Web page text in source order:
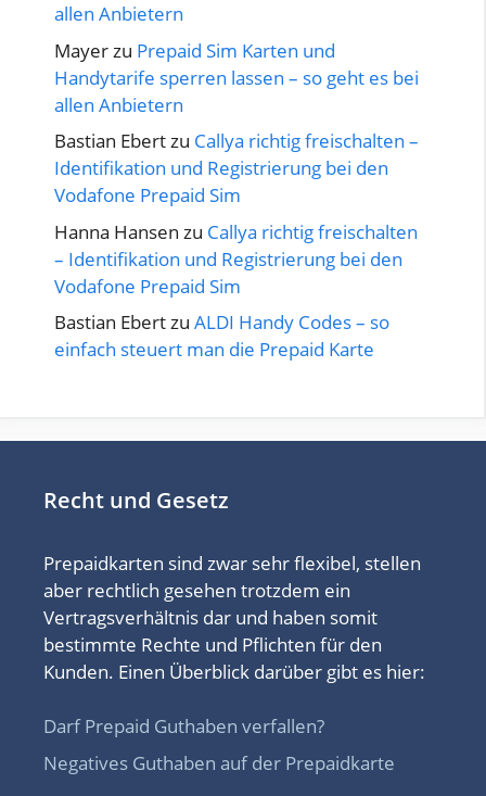
allen Anbietern
Mayer zu Prepaid Sim Karten und
Handytarife sperren lassen – so geht es bei
allen Anbietern
Bastian Ebertzu Callya richtig freischalten –
Identifikation und Registrierung bei den
Vodafone Prepaid Sim
Hanna Hansen zu Callya richtig freischalten
– Identifikation und Registrierung bei den
Vodafone Prepaid Sim
Bastian Ebertzu ALDI Handy Codes – so
einfach steuert man die Prepaid Karte
Recht und Gesetz
Prepaidkarten sind zwar sehr flexibel, stellen
aber rechtlich gesehen trotzdem ein
Vertragsverhältnis dar und haben somit
bestimmte Rechte und Pflichten für den
Kunden. Einen Überblick darüber gibt es hier:
Darf Prepaid Guthaben verfallen?
Negatives Guthaben auf der Prepaidkarte